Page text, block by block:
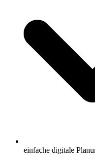
einfache digitale